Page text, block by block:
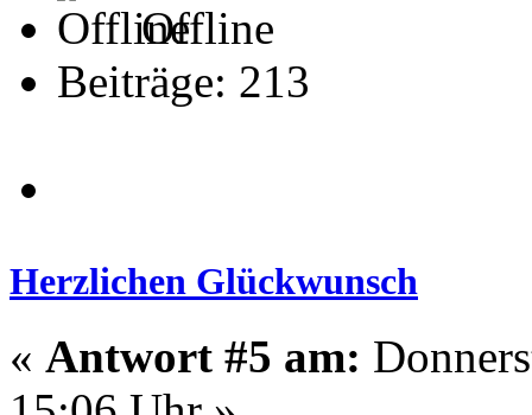
Offline
Beiträge: 213
Herzlichen Glückwunsch
« Antwort #5 am: